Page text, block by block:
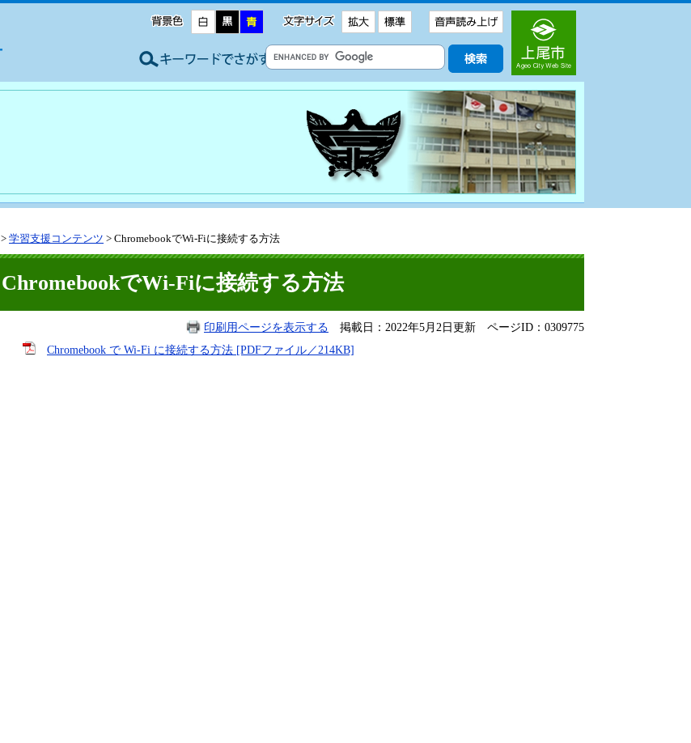
> 学習支援コンテンツ > ChromebookでWi-Fiに接続する方法
ChromebookでWi-Fiに接続する方法
印刷用ページを表示する 掲載日：2022年5月2日更新 ページID：0309775
Chromebook で Wi-Fi に接続する方法 [PDFファイル／214KB]